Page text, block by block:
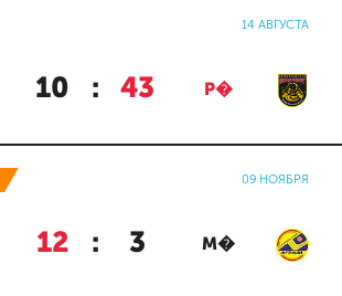
14 АВГУСТА
10 : 43 Р�
09 НОЯБРЯ
12 : 3 М�